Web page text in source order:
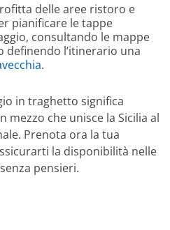
delle aree ristoro e
pianificare le tappe
consultando le mappe
definendo l’itinerario una
.
in traghetto significa
mezzo che unisce la Sicilia al
Prenota ora la tua
la disponibilità nelle
pensieri.